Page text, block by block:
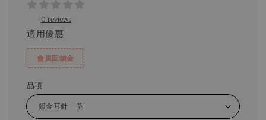
0 reviews
適用優惠
會員回饋金
品項